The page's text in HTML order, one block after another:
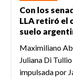
Con los
LLA retiró el
suelo
Maximiliano
Juliana Di
impulsada por